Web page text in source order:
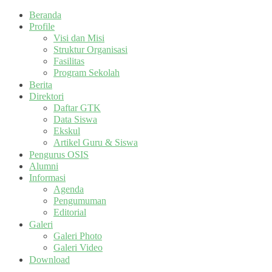
Beranda
Profile
Visi dan Misi
Struktur Organisasi
Fasilitas
Program Sekolah
Berita
Direktori
Daftar GTK
Data Siswa
Ekskul
Artikel Guru & Siswa
Pengurus OSIS
Alumni
Informasi
Agenda
Pengumuman
Editorial
Galeri
Galeri Photo
Galeri Video
Download